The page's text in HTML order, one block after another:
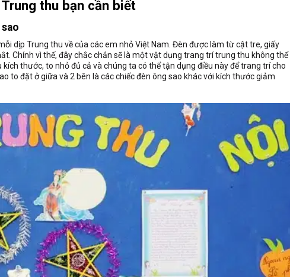
thu bạn cần biết
dịp Trung thu về của các em nhỏ Việt Nam. Đèn được làm từ cật tre, giấy
Chính vì thế, đây chắc chắn sẽ là một vật dụng trang trí trung thu không thể
thước, to nhỏ đủ cả và chúng ta có thể tận dụng điều này để trang trí cho
to đặt ở giữa và 2 bên là các chiếc đèn ông sao khác với kích thước giảm